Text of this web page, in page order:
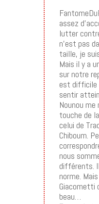
assez
lutter
n’est pas
taille, je
Mais il y a
sur notre
est difficile
sentir
Nounou
touche de
celui de
Chiboum.
nous
différents.
norme.
Giacometti
beau…